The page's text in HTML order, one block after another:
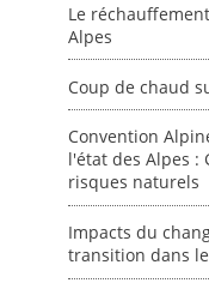
"Changement
France - État des
connaissances en
Le
Alpes
Coup de chaud
Convention
l'état des Alpes :
risques naturels
Impacts du
transition dans